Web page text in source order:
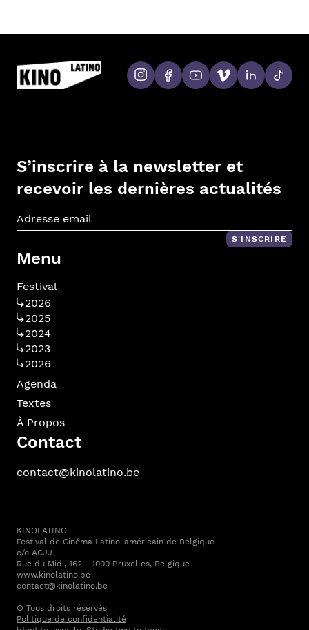
S’inscrire à la newsletter et
recevoir les dernières actualités
S'INSCRIRE
Menu
Festival
2026
2025
2024
2023
2026
Agenda
Textes
À Propos
Contact
contact@kinolatino.be
KINOLATINO
Festival de Cinéma Latino-américain de Belgique
c/o ACJJ
Rue du Midi, 162 - 1000 Bruxelles, Belgique
www.kinolatino.be
contact@kinolatino.be
© Tous droits réservés
Politique de confidentialité